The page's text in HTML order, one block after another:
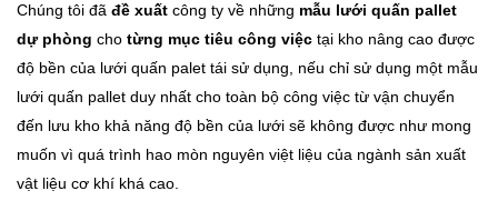
Chúng tôi đã đề xuất công ty về những mẫu lưới quấn pallet
dự phòng cho từng mục tiêu công việc tại kho nâng cao được
độ bền của lưới quấn palet tái sử dụng, nếu chỉ sử dụng một mẫu
lưới quấn pallet duy nhất cho toàn bộ công việc từ vận chuyển
đến lưu kho khả năng độ bền của lưới sẽ không được như mong
muốn vì quá trình hao mòn nguyên việt liệu của ngành sản xuất
vật liệu cơ khí khá cao.